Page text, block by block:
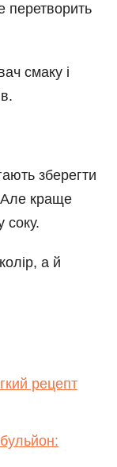
перетворить
смаку і
зберегти
Але краще
соку.
а й
рецепт